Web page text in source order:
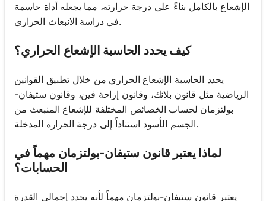
الإشعاع بالكامل بناءً على درجة حرارته، مما يجعله أداة حاسمة
في دراسة الانبعاث الحراري.
كيف يحدد الحاسبة الإشعاع الحراري؟
يحدد الحاسبة الإشعاع الحراري من خلال تطبيق القوانين
الرياضية مثل قانون بلانك، وقانون إزاحة فين، وقانون ستيفان-
بولتزمان لحساب الخصائص المختلفة للإشعاع المنبعث من
الجسم الأسود استناداً إلى درجة الحرارة المدخلة.
لماذا يعتبر قانون ستيفان-بولتزمان مهماً في
الحسابات؟
يعتبر قانون ستيفان-بولتزمان مهماً لأنه يحدد إجمالي القدرة